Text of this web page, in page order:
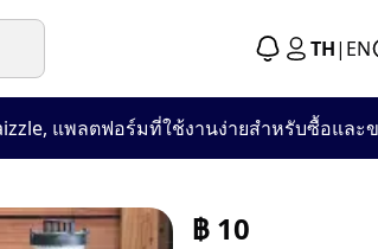
TH| EN
แพลตฟอร์มที่ใช้งานง่ายสำหรับซื้อและขายสิน
฿ 10